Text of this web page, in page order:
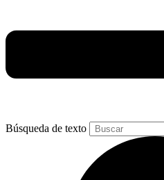
Búsqueda de texto